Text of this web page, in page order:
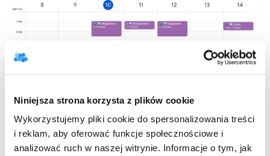
Niniejsza strona korzysta z plików cookie
Wykorzystujemy pliki cookie do spersonalizowania treści
i reklam, aby oferować funkcje społecznościowe i
analizować ruch w naszej witrynie. Informacje o tym, jak